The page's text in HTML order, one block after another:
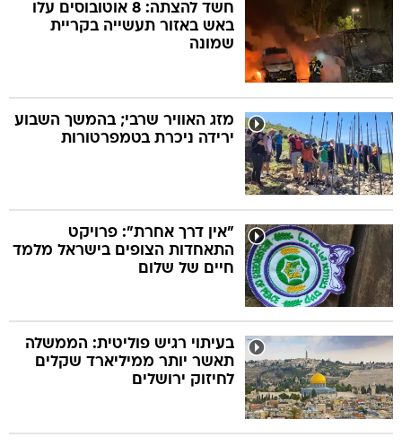
חשד להצתה: 8 אוטובוסים עלו
באש באזור תעשייה בקריית
שמונה
מזג האוויר שרבי; בהמשך השבוע
ירידה ניכרת בטמפרטורות
"אין דרך אחרת": פרויקט
התאחדות הצופים בישראל מלמד
חיים של שלום
בעיתוי רגיש פוליטית: הממשלה
תאשר יותר ממיליארד שקלים
לחיזוק ירושלים